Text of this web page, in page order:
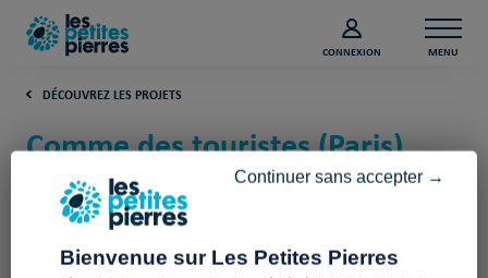
CONNEXION MENU
DÉCOUVREZ LES PROJETS
Comme des touristes (Paris)
A.M.A.R.E.S
Bienvenue sur Les Petites Pierres
Continuer sans accepter →